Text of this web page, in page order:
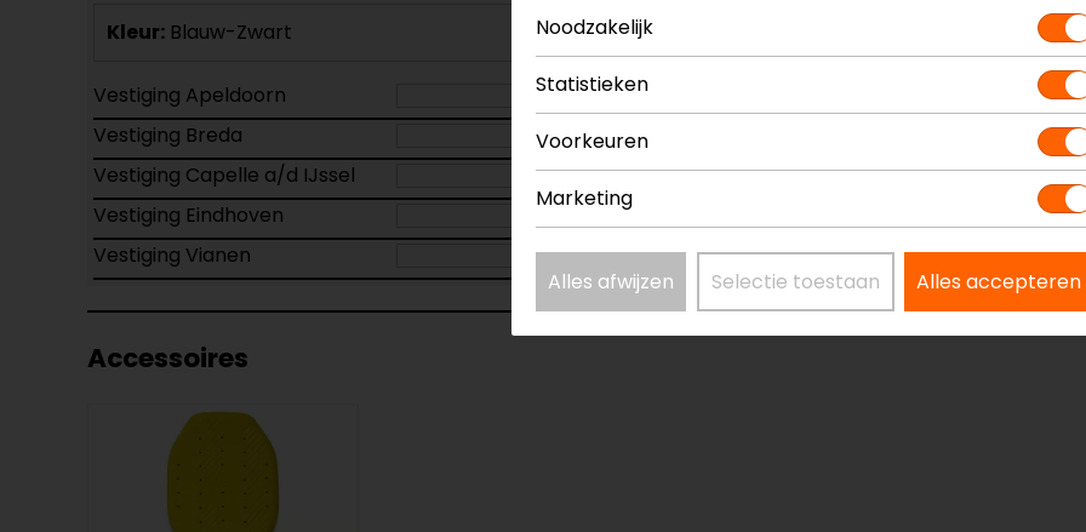
Kleur: Blauw-Zwart
Vestiging Apeldoorn
Vestiging Breda
Vestiging Capelle a/d IJssel
Vestiging Eindhoven
Vestiging Vianen
Accessoires
Noodzakelijk
Statistieken
Voorkeuren
Marketing
Alles afwijzen Selectie toestaan Alles accepteren